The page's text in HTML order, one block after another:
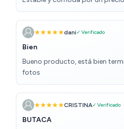
dani✓ Verificado
Bien
Bueno producto, está bien
fotos
CRISTINA✓ Verificado
BUTACA